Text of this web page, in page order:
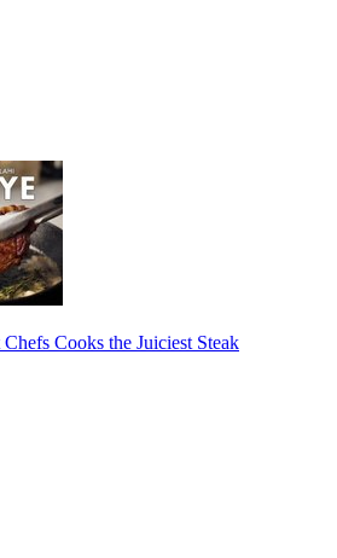
Cooks the Juiciest Steak